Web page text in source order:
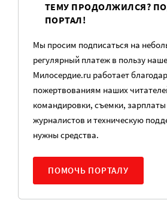
ТЕМУ ПРОДОЛЖИЛСЯ?
ПОРТАЛ!
Мы просим подписаться на
регулярный платеж в пользу
Милосердие.ru работает
пожертвованиям наших
командировки, съемки,
журналистов и техническую
нужны средства.
ПОМОЧЬ ПОРТАЛУ